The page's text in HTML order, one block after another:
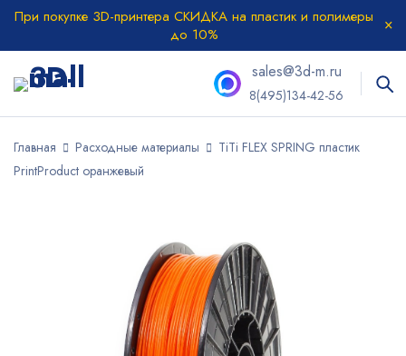
При покупке 3D-принтера СКИДКА на пластик и полимеры
до 10%
sales@3d-m.ru
8(495)134-42-56
Главная Расходные материалы
TiTi FLEX SPRING пластик
PrintProduct оранжевый